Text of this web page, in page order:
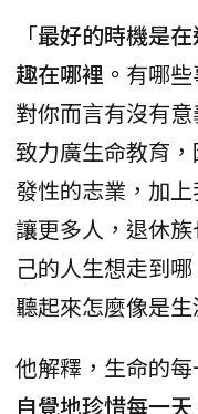
「最好的時機是
趣在哪裡。 有哪
對你而言有沒有
致力廣生命教育
發性的志業，加
讓更多人，退休
己的人生想走到
聽起來怎麼像是生
他解釋，生命的每
自覺地珍惜每一